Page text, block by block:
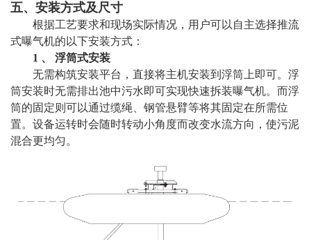
五、安装方式及尺寸
根据工艺要求和现场实际情况，用户可以自主选择推流
式曝气机的以下安装方式：
1 、 浮筒式安装
无需构筑安装平台，直接将主机安装到浮筒上即可。浮
筒安装时无需排出池中污水即可实现快速拆装曝气机。而浮
筒的固定则可以通过缆绳、钢管悬臂等将其固定在所需位
置。设备运转时会随时转动小角度而改变水流方向，使污泥
混合更均匀。